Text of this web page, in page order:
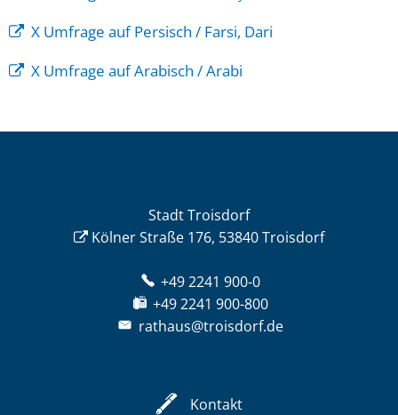
X Umfrage auf Persisch / Farsi, Dari
X Umfrage auf Arabisch / Arabi
Stadt Troisdorf
Kölner Straße 176, 53840 Troisdorf
+49 2241 900-0
+49 2241 900-800
rathaus@troisdorf.de
Kontakt